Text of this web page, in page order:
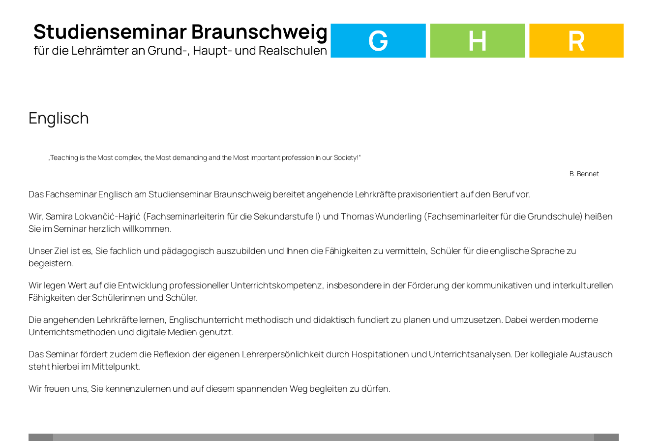
Englisch
„Teaching is the Most complex, the Most demanding and the Most important profession in our Society!“
B. Bennet
Das Fachseminar Englisch am Studienseminar Braunschweig bereitet angehende Lehrkräfte praxisorientiert auf den Beruf vor.
Wir, Samira Lokvančić-Hajrić (Fachseminarleiterin für die Sekundarstufe I) und Thomas Wunderling (Fachseminarleiter für die Grundschule) heißen
Sie im Seminar herzlich willkommen.
Unser Ziel ist es, Sie fachlich und pädagogisch auszubilden und Ihnen die Fähigkeiten zu vermitteln, Schüler für die englische Sprache zu
begeistern.
Wir legen Wert auf die Entwicklung professioneller Unterrichtskompetenz, insbesondere in der Förderung der kommunikativen und interkulturellen
Fähigkeiten der Schülerinnen und Schüler.
Die angehenden Lehrkräfte lernen, Englischunterricht methodisch und didaktisch fundiert zu planen und umzusetzen. Dabei werden moderne
Unterrichtsmethoden und digitale Medien genutzt.
Das Seminar fördert zudem die Reflexion der eigenen Lehrerpersönlichkeit durch Hospitationen und Unterrichtsanalysen. Der kollegiale Austausch
steht hierbei im Mittelpunkt.
Wir freuen uns, Sie kennenzulernen und auf diesem spannenden Weg begleiten zu dürfen.